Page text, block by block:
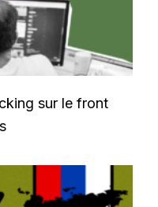
sur le front